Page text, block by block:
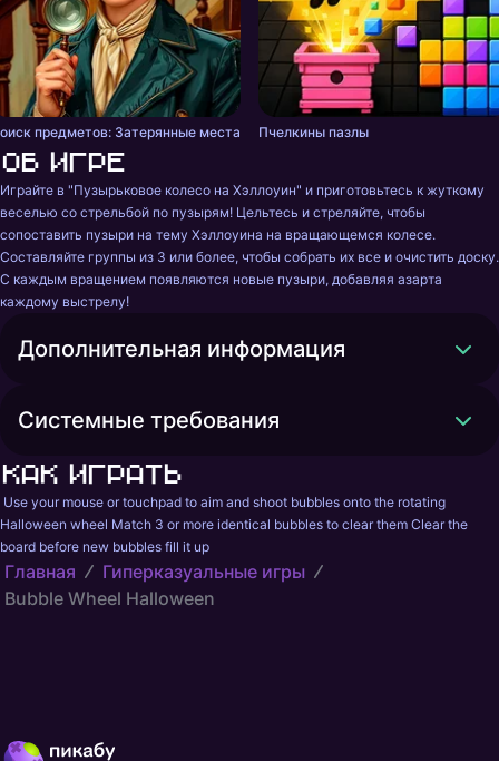
предметов: Затерянные места Пчелкины пазлы
Об игре
Играйте в "Пузырьковое колесо на Хэллоуин" и приготовьтесь к жуткому
веселью со стрельбой по пузырям! Цельтесь и стреляйте, чтобы
сопоставить пузыри на тему Хэллоуина на вращающемся колесе.
Составляйте группы из 3 или более, чтобы собрать их все и очистить доску.
С каждым вращением появляются новые пузыри, добавляя азарта
каждому выстрелу!
Дополнительная информация
Системные требования
Как играть
Halloween wheel Match 3 or more identical bubbles to clear them Clear the
board before new bubbles fill it up
Главная
Гиперказуальные игры
Bubble Wheel Halloween